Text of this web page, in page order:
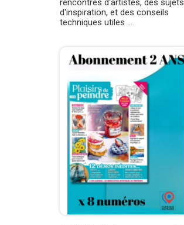
rencontres d'artistes, des sujets
d'inspiration, et des conseils
techniques utiles ...